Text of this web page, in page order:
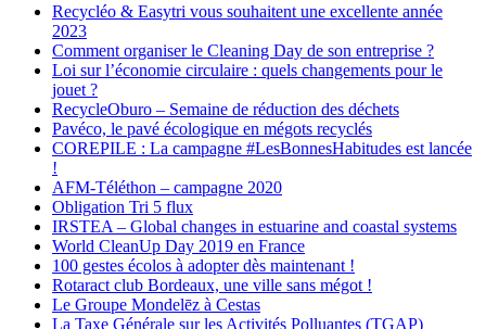
Recycléo & Easytri vous souhaitent une excellente année
2023
Comment organiser le Cleaning Day de son entreprise ?
Loi sur l’économie circulaire : quels changements pour le
jouet ?
RecycleOburo – Semaine de réduction des déchets
Pavéco, le pavé écologique en mégots recyclés
COREPILE : La campagne #LesBonnesHabitudes est lancée
!
AFM-Téléthon – campagne 2020
Obligation Tri 5 flux
IRSTEA – Global changes in estuarine and coastal systems
World CleanUp Day 2019 en France
100 gestes écolos à adopter dès maintenant !
Rotaract club Bordeaux, une ville sans mégot !
Le Groupe Mondelēz à Cestas
La Taxe Générale sur les Activités Polluantes (TGAP)